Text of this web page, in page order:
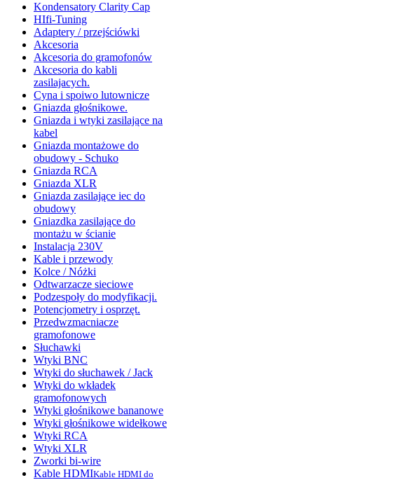
Kondensatory Clarity Cap
HIfi-Tuning
Adaptery / przejściówki
Akcesoria
Akcesoria do gramofonów
Akcesoria do kabli
zasilajacych.
Cyna i spoiwo lutownicze
Gniazda głośnikowe.
Gniazda i wtyki zasilające na
kabel
Gniazda montażowe do
obudowy - Schuko
Gniazda RCA
Gniazda XLR
Gniazda zasilające iec do
obudowy
Gniazdka zasilające do
montażu w ścianie
Instalacja 230V
Kable i przewody
Kolce / Nóżki
Odtwarzacze sieciowe
Podzespoły do modyfikacji.
Potencjometry i osprzęt.
Przedwzmacniacze
gramofonowe
Słuchawki
Wtyki BNC
Wtyki do słuchawek / Jack
Wtyki do wkładek
gramofonowych
Wtyki głośnikowe bananowe
Wtyki głośnikowe widełkowe
Wtyki RCA
Wtyki XLR
Zworki bi-wire
Kable HDMIKable HDMI do